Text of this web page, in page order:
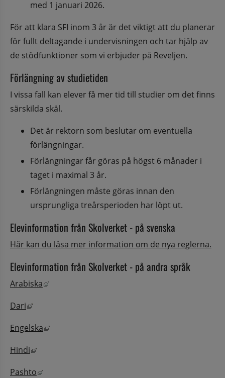
med 1 januari 2026.
För att klara SFI inom 3 år är det viktigt att du planerar
för fullt deltagande i undervisningen och tar hjälp av
de stödfunktioner som vi erbjuder på Reveljen.
Förlängning av studietiden
I vissa fall kan elever få mer tid till studier om det finns
särskilda skäl.
Det är rektorn som beslutar om eventuella
förlängningar.
Förlängningar får göras på högst 6 månader i
taget i maximal 3 år.
Förlängningen måste göras innan den
ursprungliga treårsperioden har löpt ut.
Elevinformation från Skolverket - på svenska
Här kan du läsa mer information om de nya reglerna.
Elevinformation från Skolverket - på andra språk
Arabiska Länk till annan webbplats, öppnas i nytt
Dari Länk till annan webbplats, öppnas i nytt fönster.
Engelska Länk till annan webbplats, öppnas i nytt
Hindi Länk till annan webbplats, öppnas i nytt fönster.
Pashto Länk till annan webbplats, öppnas i nytt fönster.